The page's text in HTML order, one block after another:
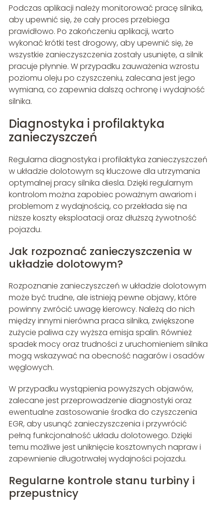
Podczas aplikacji należy monitorować pracę silnika,
aby upewnić się, że cały proces przebiega
prawidłowo. Po zakończeniu aplikacji, warto
wykonać krótki test drogowy, aby upewnić się, że
wszystkie zanieczyszczenia zostały usunięte, a silnik
pracuje płynnie. W przypadku zauważenia wzrostu
poziomu oleju po czyszczeniu, zalecana jest jego
wymiana, co zapewnia dalszą ochronę i wydajność
silnika.
Diagnostyka i profilaktyka
zanieczyszczeń
Regularna diagnostyka i profilaktyka zanieczyszczeń
w układzie dolotowym są kluczowe dla utrzymania
optymalnej pracy silnika diesla. Dzięki regularnym
kontrolom można zapobiec poważnym awariom i
problemom z wydajnością, co przekłada się na
niższe koszty eksploatacji oraz dłuższą żywotność
pojazdu.
Jak rozpoznać zanieczyszczenia w
układzie dolotowym?
Rozpoznanie zanieczyszczeń w układzie dolotowym
może być trudne, ale istnieją pewne objawy, które
powinny zwrócić uwagę kierowcy. Należą do nich
między innymi nierówna praca silnika, zwiększone
zużycie paliwa czy wyższa emisja spalin. Również
spadek mocy oraz trudności z uruchomieniem silnika
mogą wskazywać na obecność nagarów i osadów
węglowych.
W przypadku wystąpienia powyższych objawów,
zalecane jest przeprowadzenie diagnostyki oraz
ewentualne zastosowanie środka do czyszczenia
EGR, aby usunąć zanieczyszczenia i przywrócić
pełną funkcjonalność układu dolotowego. Dzięki
temu możliwe jest uniknięcie kosztownych napraw i
zapewnienie długotrwałej wydajności pojazdu.
Regularne kontrole stanu turbiny i
przepustnicy